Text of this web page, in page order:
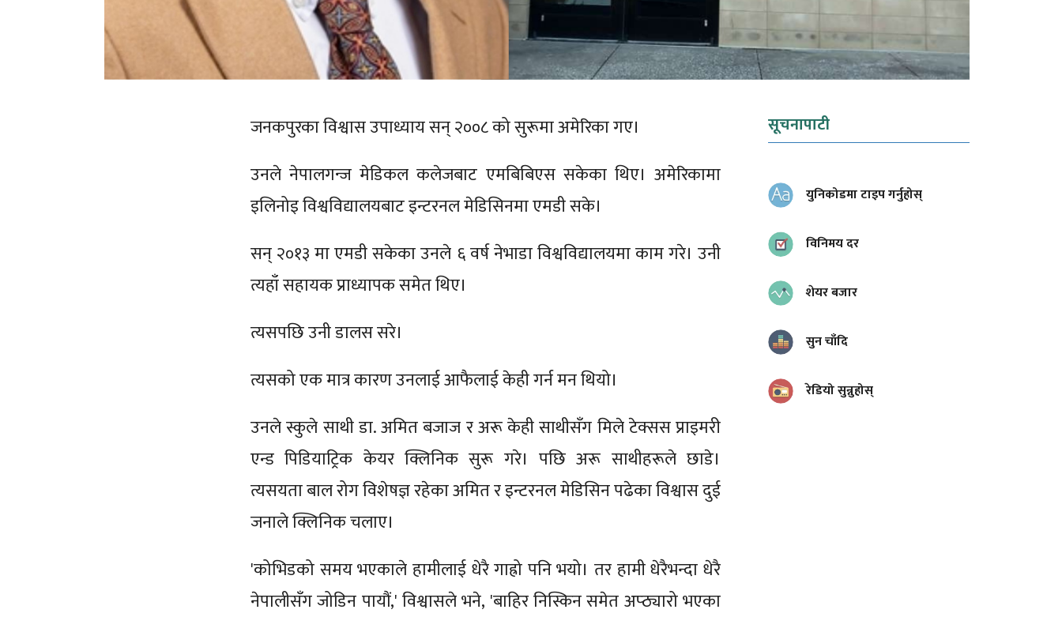
जनकपुरका विश्वास उपाध्याय सन् २००८ को सुरूमा अमेरिका गए।
उनले नेपालगन्ज मेडिकल कलेजबाट एमबिबिएस सकेका थिए। अमेरिकामा
इलिनोइ विश्वविद्यालयबाट इन्टरनल मेडिसिनमा एमडी सके।
सन् २०१३ मा एमडी सकेका उनले ६ वर्ष नेभाडा विश्वविद्यालयमा काम गरे। उनी
त्यहाँ सहायक प्राध्यापक समेत थिए।
त्यसपछि उनी डालस सरे।
त्यसको एक मात्र कारण उनलाई आफैलाई केही गर्न मन थियो।
उनले स्कुले साथी डा. अमित बजाज र अरू केही साथीसँग मिले टेक्सस प्राइमरी
एन्ड पिडियाट्रिक केयर क्लिनिक सुरू गरे। पछि अरू साथीहरूले छाडे।
त्यसयता बाल रोग विशेषज्ञ रहेका अमित र इन्टरनल मेडिसिन पढेका विश्वास दुई
जनाले क्लिनिक चलाए।
'कोभिडको समय भएकाले हामीलाई धेरै गाह्रो पनि भयो। तर हामी धेरैभन्दा धेरै
नेपालीसँग जोडिन पायौं,' विश्वासले भने, 'बाहिर निस्किन समेत अप्ठ्यारो भएका
सूचनापाटी
युनिकोडमा टाइप गर्नुहोस्
विनिमय दर
शेयर बजार
सुन चाँदि
रेडियो सुन्नुहोस्